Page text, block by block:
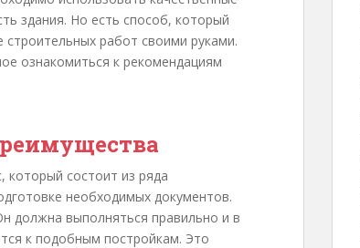
здания. Но есть способ, который
работ своими руками.
ознакомиться к рекомендациям
который состоит из ряда
необходимых документов.
должна выполняться правильно и в
к подобным постройкам. Это